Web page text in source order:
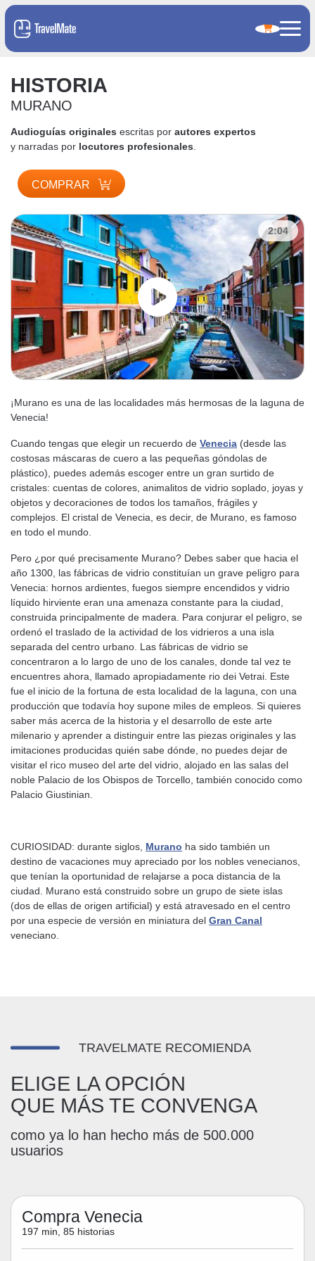
HISTORIA
MURANO
Audioguías originales escritas por autores expertos
y narradas por locutores profesionales
COMPRAR
2:04
¡Murano es una de las localidades más hermosas de la laguna de
Venecia!
Cuando tengas que elegir un recuerdo de Venecia (desde las
costosas máscaras de cuero a las pequeñas góndolas de
plástico), puedes además escoger entre un gran surtido de
cristales: cuentas de colores, animalitos de vidrio soplado, joyas y
objetos y decoraciones de todos los tamaños, frágiles y
complejos. El cristal de Venecia, es decir, de Murano, es famoso
en todo el mundo.
Pero ¿por qué precisamente Murano? Debes saber que hacia el
año 1300, las fábricas de vidrio constituían un grave peligro para
Venecia: hornos ardientes, fuegos siempre encendidos y vidrio
líquido hirviente eran una amenaza constante para la ciudad,
construida principalmente de madera. Para conjurar el peligro, se
ordenó el traslado de la actividad de los vidrieros a una isla
separada del centro urbano. Las fábricas de vidrio se
concentraron a lo largo de uno de los canales, donde tal vez te
encuentres ahora, llamado apropiadamente rio dei Vetrai. Este
fue el inicio de la fortuna de esta localidad de la laguna, con una
producción que todavía hoy supone miles de empleos. Si quieres
saber más acerca de la historia y el desarrollo de este arte
milenario y aprender a distinguir entre las piezas originales y las
imitaciones producidas quién sabe dónde, no puedes dejar de
visitar el rico museo del arte del vidrio, alojado en las salas del
noble Palacio de los Obispos de Torcello, también conocido como
Palacio Giustinian.
CURIOSIDAD: durante siglos, Murano ha sido también un
destino de vacaciones muy apreciado por los nobles venecianos,
que tenían la oportunidad de relajarse a poca distancia de la
ciudad. Murano está construido sobre un grupo de siete islas
(dos de ellas de origen artificial) y está atravesado en el centro
por una especie de versión en miniatura del Gran Canal
veneciano.
TRAVELMATE RECOMIENDA
ELIGE LA OPCIÓN
QUE MÁS TE CONVENGA
como ya lo han hecho más de 500.000
usuarios
Compra Venecia
197 min, 85 historias